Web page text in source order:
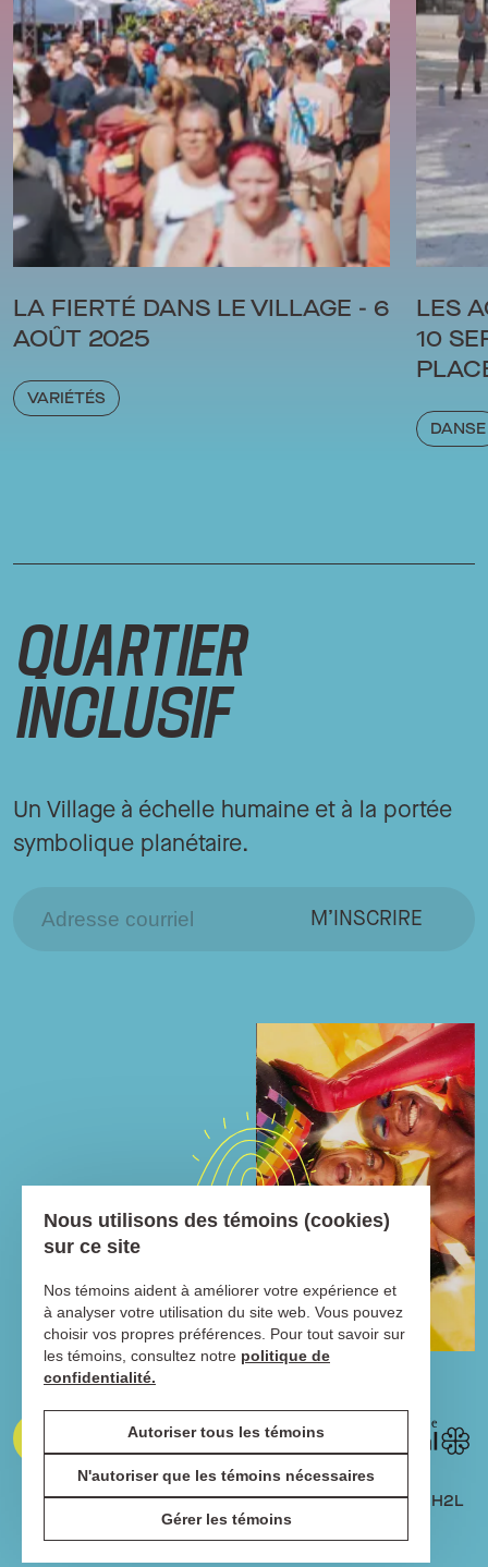
LA FIERTÉ DANS LE VILLAGE - 6
AOÛT 2025
VARIÉTÉS
LES
10
DANSE
QUARTIER
INCLUSIF
Un Village à échelle humaine et à la portée
symbolique planétaire.
M’INSCRIRE
1211 SAINTE-CATHERINE EST, MONTRÉAL, QUÉBEC, H2L
2H1 | 514-529-1168
Nous utilisons des témoins (cookies)
sur ce site
Nos témoins aident à améliorer votre expérience et
à analyser votre utilisation du site web. Vous pouvez
choisir vos propres préférences. Pour tout savoir sur
les témoins, consultez notre politique de
confidentialité.
Autoriser tous les témoins
N'autoriser que les témoins nécessaires
Gérer les témoins